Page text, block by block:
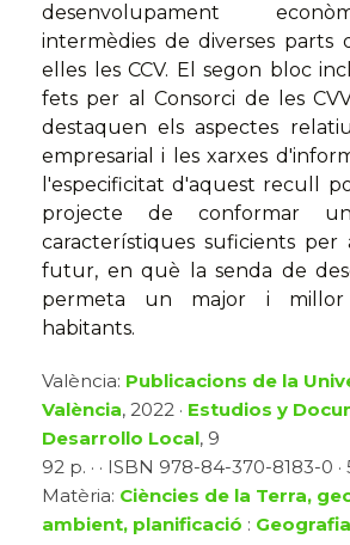
desenvolupament
intermèdies de diverses parts
elles les CCV. El segon bloc
fets per al Consorci de les
destaquen els aspectes
empresarial i les xarxes
l'especificitat d'aquest recull
projecte de conformar
característiques suficients per
futur, en què la senda de
permeta un major i millor
habitants.
València: Publicacions de la
València, 2022 · Estudios y
Desarrollo Local, 9
92 p. · · ISBN 978-84-370-8183-0 ·
Matèria: Ciències de la Terra,
ambient, planificació : Geografia